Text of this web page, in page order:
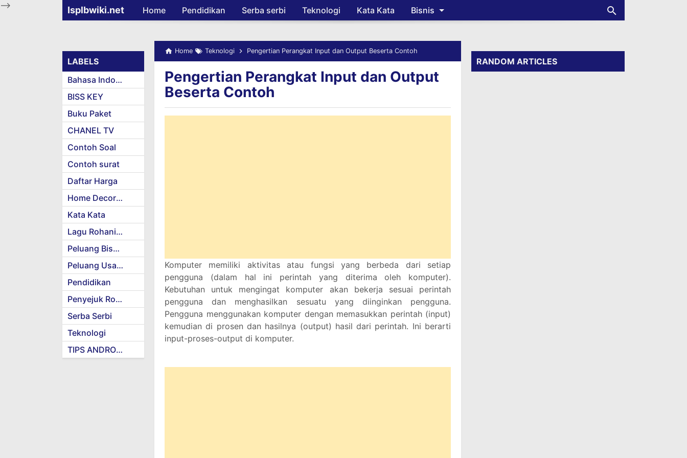
-->
Skip to main content
Isplbwiki.net Home Pendidikan Serba serbi Teknologi Kata Kata Bisnis
Home Teknologi Pengertian Perangkat Input dan Output Beserta Contoh
Pengertian Perangkat Input dan Output
Beserta Contoh
Komputer memiliki aktivitas atau fungsi yang berbeda dari setiap
pengguna (dalam hal ini perintah yang diterima oleh komputer).
Kebutuhan untuk mengingat komputer akan bekerja sesuai perintah
pengguna dan menghasilkan sesuatu yang diinginkan pengguna.
Pengguna menggunakan komputer dengan memasukkan perintah (input)
kemudian di prosen dan hasilnya (output) hasil dari perintah. Ini berarti
input-proses-output di komputer.
LABELS
Bahasa Indonesia
BISS KEY
Buku Paket
CHANEL TV
Contoh Soal
Contoh surat
Daftar Harga
Home Decoration
Kata Kata
Lagu Rohani Kristen
Peluang Bisnis
Peluang Usaha
Pendidikan
Penyejuk Rohani
Serba Serbi
Teknologi
TIPS ANDROID
RANDOM ARTICLES